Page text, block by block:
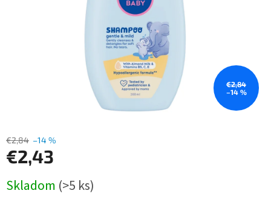
€2,84
–14 %
€2,84 –14 %
€2,43
cena:
Skladom (>5 ks)